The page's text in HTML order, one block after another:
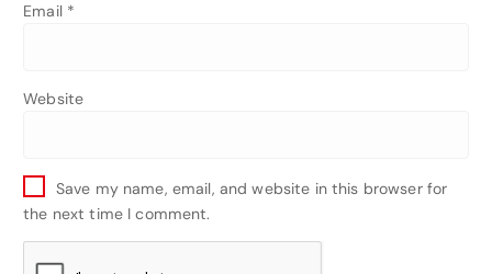
Email *
Website
Save my name, email, and website in this browser for
the next time I comment.